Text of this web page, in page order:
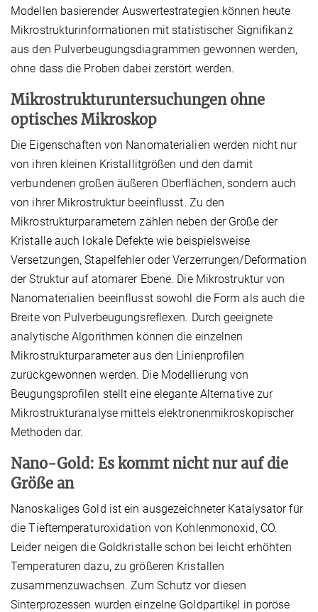
Modellen basierender Auswertestrategien können heute
Mikrostrukturinformationen mit statistischer Signifikanz
aus den Pulverbeugungsdiagrammen gewonnen werden,
ohne dass die Proben dabei zerstört werden.
Mikrostrukturuntersuchungen ohne
optisches Mikroskop
Die Eigenschaften von Nanomaterialien werden nicht nur
von ihren kleinen Kristallitgrößen und den damit
verbundenen großen äußeren Oberflächen, sondern auch
von ihrer Mikrostruktur beeinflusst. Zu den
Mikrostrukturparametern zählen neben der Größe der
Kristalle auch lokale Defekte wie beispielsweise
Versetzungen, Stapelfehler oder Verzerrungen/Deformation
der Struktur auf atomarer Ebene. Die Mikrostruktur von
Nanomaterialien beeinflusst sowohl die Form als auch die
Breite von Pulverbeugungsreflexen. Durch geeignete
analytische Algorithmen können die einzelnen
Mikrostrukturparameter aus den Linienprofilen
zurückgewonnen werden. Die Modellierung von
Beugungsprofilen stellt eine elegante Alternative zur
Mikrostrukturanalyse mittels elektronenmikroskopischer
Methoden dar.
Nano-Gold: Es kommt nicht nur auf die
Größe an
Nanoskaliges Gold ist ein ausgezeichneter Katalysator für
die Tieftemperaturoxidation von Kohlenmonoxid, CO.
Leider neigen die Goldkristalle schon bei leicht erhöhten
Temperaturen dazu, zu größeren Kristallen
zusammenzuwachsen. Zum Schutz vor diesen
Sinterprozessen wurden einzelne Goldpartikel in poröse